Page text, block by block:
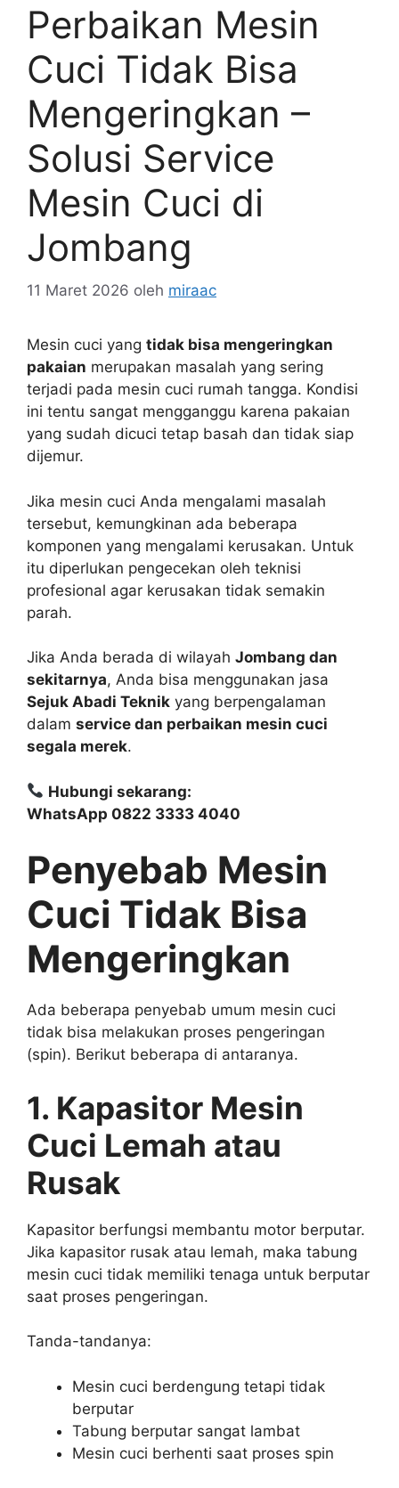
Perbaikan Mesin
Cuci Tidak Bisa
Mengeringkan –
Solusi Service
Mesin Cuci di
Jombang
11 Maret 2026 oleh miraac
Mesin cuci yang tidak bisa mengeringkan
pakaian merupakan masalah yang sering
terjadi pada mesin cuci rumah tangga. Kondisi
ini tentu sangat mengganggu karena pakaian
yang sudah dicuci tetap basah dan tidak siap
dijemur.
Jika mesin cuci Anda mengalami masalah
tersebut, kemungkinan ada beberapa
komponen yang mengalami kerusakan. Untuk
itu diperlukan pengecekan oleh teknisi
profesional agar kerusakan tidak semakin
parah.
Jika Anda berada di wilayah Jombang dan
sekitarnya, Anda bisa menggunakan jasa
Sejuk Abadi Teknik yang berpengalaman
dalam service dan perbaikan mesin cuci
segala merek.
Hubungi sekarang:
WhatsApp 0822 3333 4040
Penyebab Mesin
Cuci Tidak Bisa
Mengeringkan
Ada beberapa penyebab umum mesin cuci
tidak bisa melakukan proses pengeringan
(spin). Berikut beberapa di antaranya.
1. Kapasitor Mesin
Cuci Lemah atau
Rusak
Kapasitor berfungsi membantu motor berputar.
Jika kapasitor rusak atau lemah, maka tabung
mesin cuci tidak memiliki tenaga untuk berputar
saat proses pengeringan.
Tanda-tandanya:
Mesin cuci berdengung tetapi tidak
berputar
Tabung berputar sangat lambat
Mesin cuci berhenti saat proses spin